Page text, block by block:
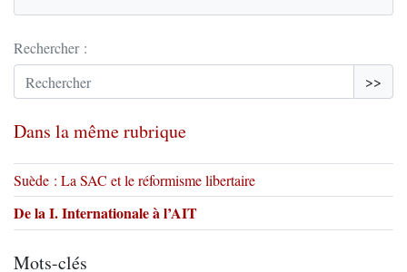
Rechercher :
>>
Dans la même rubrique
Suède : La SAC et le réformisme libertaire
De la I. Internationale à l’AIT
Mots-clés